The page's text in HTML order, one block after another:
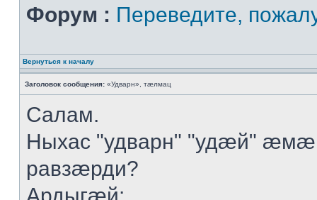
Форум : Переведите,
Вернуться к началу
Заголовок сообщения: «Удварн», тæлмац
Салам.
Ныхас "удварн" "удæй"
равзæрди?